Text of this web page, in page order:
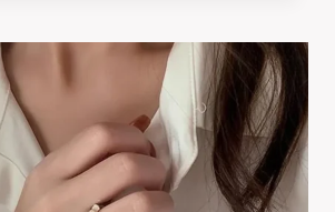
EN
ACIER
ET
LITHOTHÉRAPIE
2026